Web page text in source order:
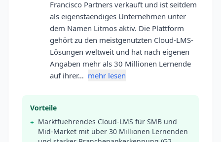
Francisco Partners verkauft und ist seitdem
als eigenstaendiges Unternehmen unter
dem Namen Litmos aktiv. Die Plattform
gehört zu den meistgenutzten Cloud-LMS-
Lösungen weltweit und hat nach eigenen
Angaben mehr als 30 Millionen Lernende
auf ihrer… mehr lesen
Vorteile
+ Marktfuehrendes Cloud-LMS für SMB und
Mid-Market mit über 30 Millionen Lernenden